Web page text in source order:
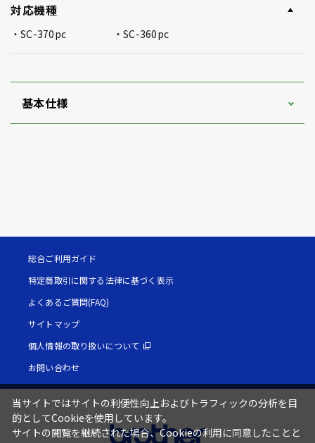
対応機種
SC-370pc SC-360pc
基本仕様
総合ご利用ガイド
特定商取引に関する法律に基づく表示
よくあるご質問(FAQ)
サイトマップ
個人情報の取り扱いについて
お問い合わせ
当サイトではサイトの利便性向上およびトラフィックの分析を目
的としてCookieを使用しています。
サイトの閲覧を継続された場合、Cookieの利用に同意したことと